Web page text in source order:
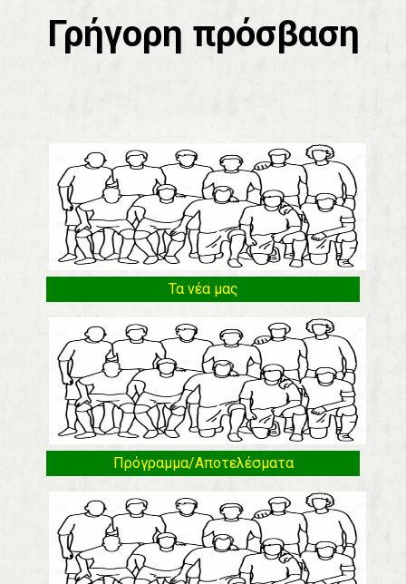
Γρήγορη πρόσβαση
Τα νέα μας
Πρόγραμμα/Αποτελέσματα